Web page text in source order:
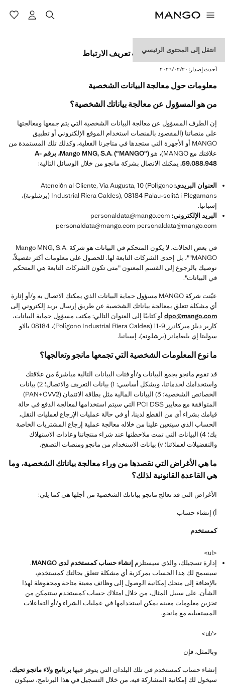
انتقل إلى المحتوى الرئيسي
سياسة الخصوصية وملفات تعريف الارتباط
أحدث إصدار: ٢٠‏/٠٢‏/٢٠٢٦
معلومات حول معالجة البيانات الشخصية
من هو المسؤول عن معالجة بياناتك الشخصية؟
إن الطرف المسؤول عن معالجة البيانات الشخصية التي يتم جمعها ومعالجتها
على منصاتنا (المقصود بالمنصات استخدام الموقع الإلكتروني أو تطبيق
MANGO أو الأجهزة التي ستجدها في متاجرنا الفعلية، وكذلك تلك المستمدة من
علاقتك مع MANGO)، هو
Mango MNG, S.A. ("MANGO")، برقم A-
59.088.948. يمكنك الاتصال بشركة مانجو من خلال الوسائل التالية:
العنوان البريدي:Atención al Cliente, Via Augusta, 10 (Polígono
Industrial Riera Caldes), 08184 Palau-solità i Plegamans (برشلونة)،
إسبانيا.
البريد الإلكتروني: personaldata@mango.com
personaldata@mango.com personaldata@mango.com
في بعض الحالات، لا يكون المتحكم في البيانات هو شركة Mango MNG, S.A.
"MANGO"، بل إحدى الشركات التابعة لها. للحصول على معلومات أكثر تفصيلاً،
نوصيك بالرجوع إلى القسم المعنون "متى تكون الشركات التابعة هي المتحكم
في البيانات".
عيّنت شركة MANGO مسؤول حماية البيانات الذي يمكنك الاتصال به و/أو إثارة
أي مشكلة تتعلق بمعالجة بياناتك الشخصية عن طريق إرسال بريد إلكتروني إلى
dpo@mango.com أو كتابيًا إلى العنوان التالي: مكتب مسؤول حماية البيانات،
كارير ديلز ميركادرز 9-11 (Polígono Industrial Riera Caldes)، 08184 بالاو
سوليتا إي بليغامانز (برشلونة)، إسبانيا.
ما نوع المعلومات الشخصية التي تجمعها مانجو وتعالجها؟
قد تقوم مانجو بجمع البيانات و/أو فئات البيانات التالية مباشرةً من علاقتك
واستخدامك لخدماتنا، وبشكل أساسي: 1) بيانات التعريف والاتصال؛ 2) بيانات
الخصائص الشخصية؛ 3) البيانات المالية مثل بطاقة الائتمان (PAN+CVV2)
المتوافقة مع معايير PCI DSS التي سيتم استخدامها لمعالجة الدفع في حالة
قيامك بشراء أي من القطع لدينا، أو في حالة عمليات الإرجاع لعمليات النقل،
الحساب الذي سيتعين علينا من خلاله معالجة عملية إرجاع المشتريات الخاصة
بك؛ 4) البيانات التي تمت ملاحظتها عند شراء منتجاتنا وعادات الاستهلاك
والتفضيلات لعملائنا؛ v) بيانات الاستخدام من مانجو ومنصات التصفح.
ما هي الأغراض التي نقصدها من وراء معالجة بياناتك الشخصية، وما
هي القاعدة القانونية لذلك؟
الأغراض التي قد تعالج مانجو بياناتك الشخصية من أجلها هي كما يلي:
أ) إنشاء حساب
كمستخدم
<ul>
إدارة تسجيلك، والذي سيستلزم إنشاء حساب كمستخدم لدى MANGO
.
سيسمح لك هذا الحساب بمركزية أي مشكلة تتعلق بحالتك كمستخدم،
بالإضافة إلى منحك إمكانية الوصول إلى وظائف معينة متاحة ومحفوظة لهذا
الشأن. على سبيل المثال، من خلال امتلاك حساب كمستخدم ستتمكن من
تخزين معلومات معينة يمكن استخدامها في عمليات الشراء و/أو التفاعلات
المستقبلية مع مانجو.
</ul>
وبالمثل، فإن
إنشاء حساب كمستخدم في تلك البلدان التي يتوفر فيها برنامج ولاء مانجو تحبك،
سيخول لك إمكانية المشاركة فيه. من خلال التسجيل في هذا البرنامج، سيكون